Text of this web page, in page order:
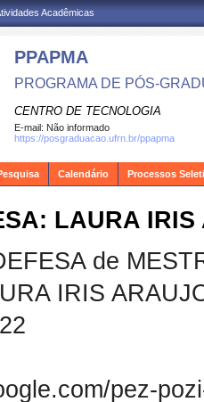
Acadêmicas
PPAPMA
PROGRAMA DE PÓS-
CENTRO DE TECNOLOGIA
E-mail: Não informado
https://posgraduacao.ufrn.br/ppapma
Calendário Processos
LAURA
de
IRIS
pez-